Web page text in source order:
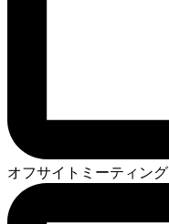
オフサイトミーティング